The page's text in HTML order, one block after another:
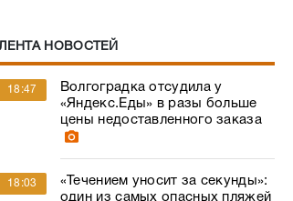
НОВОСТЕЙ
18:47
Волгоградка отсудила у
«Яндекс.Еды» в разы больше
цены недоставленного заказа
18:03
«Течением уносит за секунды»:
один из самых опасных пляжей